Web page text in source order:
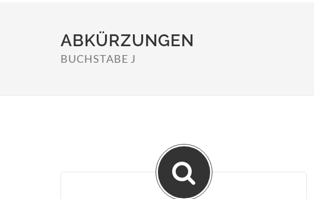
ABKÜRZUNGEN
BUCHSTABE J